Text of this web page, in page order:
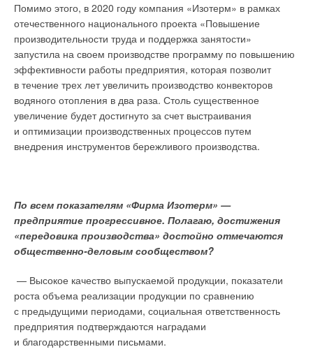
Помимо этого, в 2020 году компания «Изотерм» в рамках
отечественного национального проекта «Повышение
производительности труда и поддержка занятости»
запустила на своем производстве программу по повышению
эффективности работы предприятия, которая позволит
в течение трех лет увеличить производство конвекторов
водяного отопления в два раза. Столь существенное
увеличение будет достигнуто за счет выстраивания
и оптимизации производственных процессов путем
внедрения инструментов бережливого производства.
По всем показателям «Фирма Изотерм» —
предприятие прогрессивное. Полагаю, достижения
«передовика производства» достойно отмечаются
общественно-деловым сообществом?
— Высокое качество выпускаемой продукции, показатели
роста объема реализации продукции по сравнению
с предыдущими периодами, социальная ответственность
предприятия подтверждаются наградами
и благодарственными письмами.